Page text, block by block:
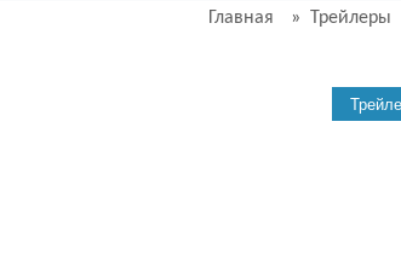
Главная » Трейлеры